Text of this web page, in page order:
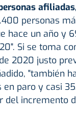
personas
hace un año y
Si se toma
2020 justo
"también
en paro y casi
del incremento